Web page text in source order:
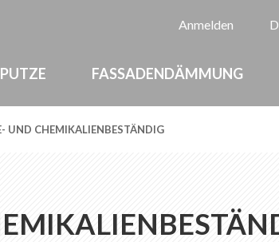
Anmelden
FASSADENDÄMMUNG
UND CHEMIKALIENBESTÄNDIG